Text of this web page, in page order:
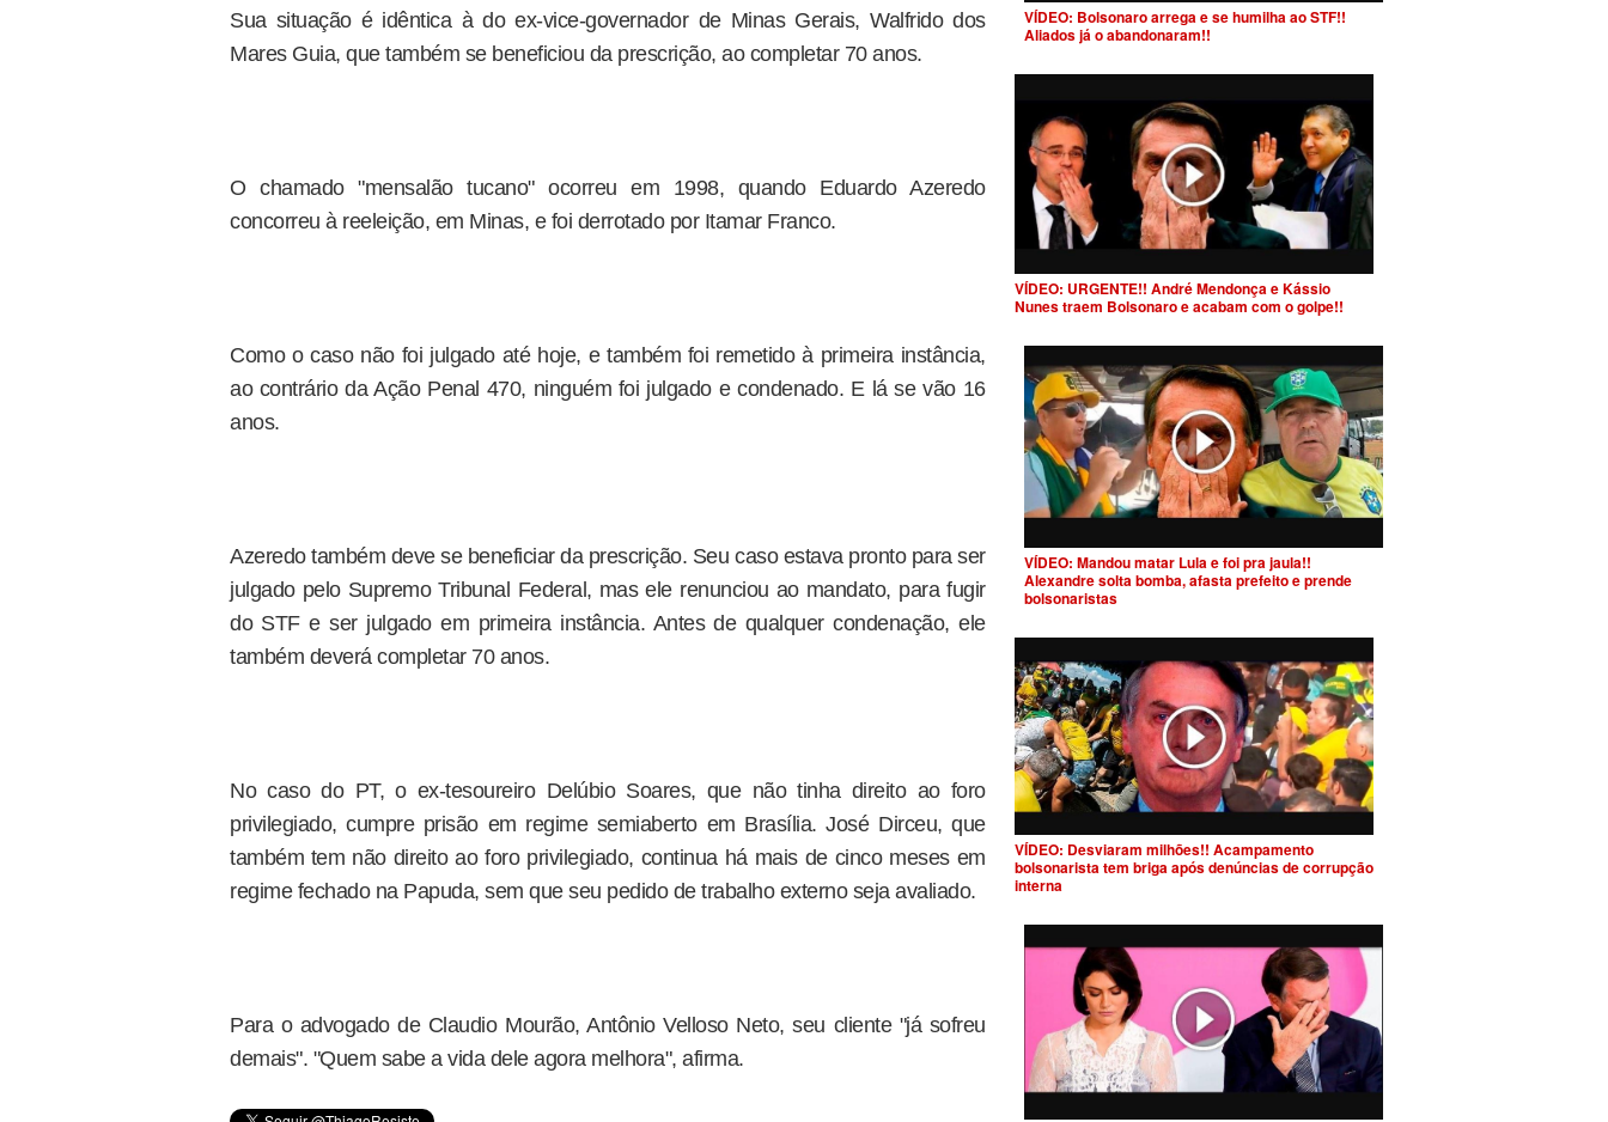
Sua situação é idêntica à do ex-vice-governador de Minas Gerais, Walfrido dos
Mares Guia, que também se beneficiou da prescrição, ao completar 70 anos.
O chamado "mensalão tucano" ocorreu em 1998, quando Eduardo Azeredo
concorreu à reeleição, em Minas, e foi derrotado por Itamar Franco.
Como o caso não foi julgado até hoje, e também foi remetido à primeira instância,
ao contrário da Ação Penal 470, ninguém foi julgado e condenado. E lá se vão 16
anos.
Azeredo também deve se beneficiar da prescrição. Seu caso estava pronto para ser
julgado pelo Supremo Tribunal Federal, mas ele renunciou ao mandato, para fugir
do STF e ser julgado em primeira instância. Antes de qualquer condenação, ele
também deverá completar 70 anos.
No caso do PT, o ex-tesoureiro Delúbio Soares, que não tinha direito ao foro
privilegiado, cumpre prisão em regime semiaberto em Brasília. José Dirceu, que
também tem não direito ao foro privilegiado, continua há mais de cinco meses em
regime fechado na Papuda, sem que seu pedido de trabalho externo seja avaliado.
Para o advogado de Claudio Mourão, Antônio Velloso Neto, seu cliente "já sofreu
demais". "Quem sabe a vida dele agora melhora", afirma.
VÍDEO: Bolsonaro arrega e se humilha ao STF!!
Aliados já o abandonaram!!
VÍDEO: URGENTE!! André Mendonça e Kássio
Nunes traem Bolsonaro e acabam com o golpe!!
VÍDEO: Mandou matar Lula e foi pra jaula!!
Alexandre solta bomba, afasta prefeito e prende
bolsonaristas
VÍDEO: Desviaram milhões!! Acampamento
bolsonarista tem briga após denúncias de corrupção
interna